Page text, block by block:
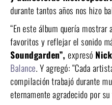
durante tantos años nos hizo
“En este álbum quería
favoritos y reflejar el sonido
Soundgarden”, expresó
Balance. Y agregó: “Cada
compilación trabajó durante
eternamente agradecido por